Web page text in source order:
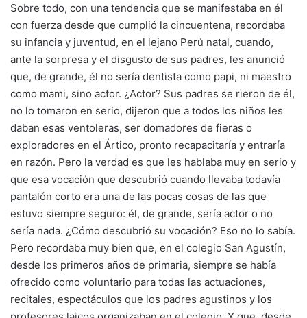
Sobre todo, con una tendencia que se manifestaba en él
con fuerza desde que cumplió la cincuentena, recordaba
su infancia y juventud, en el lejano Perú natal, cuando,
ante la sorpresa y el disgusto de sus padres, les anunció
que, de grande, él no sería dentista como papi, ni maestro
como mami, sino actor. ¿Actor? Sus padres se rieron de él,
no lo tomaron en serio, dijeron que a todos los niños les
daban esas ventoleras, ser domadores de fieras o
exploradores en el Ártico, pronto recapacitaría y entraría
en razón. Pero la verdad es que les hablaba muy en serio y
que esa vocación que descubrió cuando llevaba todavía
pantalón corto era una de las pocas cosas de las que
estuvo siempre seguro: él, de grande, sería actor o no
sería nada. ¿Cómo descubrió su vocación? Eso no lo sabía.
Pero recordaba muy bien que, en el colegio San Agustín,
desde los primeros años de primaria, siempre se había
ofrecido como voluntario para todas las actuaciones,
recitales, espectáculos que los padres agustinos y los